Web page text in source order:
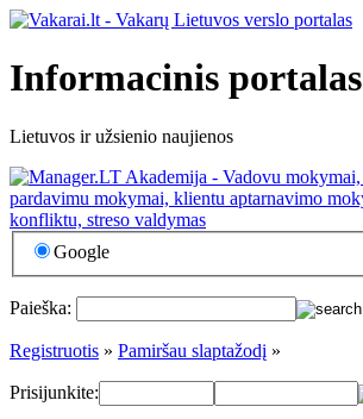
Informacinis portalas
Lietuvos ir užsienio naujienos
Google
Paieška:
Registruotis » Pamiršau slaptažodį »
Prisijunkite: